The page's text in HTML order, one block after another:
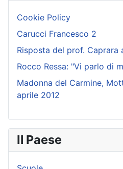
Cookie Policy
Carucci Francesco 2
Risposta del prof. Caprara
Rocco Ressa: "Vi parlo di
Madonna del Carmine,
aprile 2012
Il Paese